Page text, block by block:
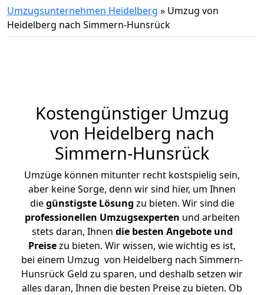
Umzugsunternehmen Heidelberg » Umzug von
Heidelberg nach Simmern-Hunsrück
Kostengünstiger Umzug
von Heidelberg nach
Simmern-Hunsrück
Umzüge können mitunter recht kostspielig sein,
aber keine Sorge, denn wir sind hier, um Ihnen
diegünstigste Lösung zu bieten. Wir sind die
professionellen Umzugsexperten und arbeiten
stets daran, Ihnen die besten Angebote und
Preisezu bieten. Wir wissen, wie wichtig es ist,
bei einem Umzug von Heidelberg nach Simmern-
Hunsrück Geld zu sparen, und deshalb setzen wir
alles daran, Ihnen die besten Preise zu bieten. Ob